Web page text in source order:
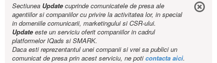
Sectiunea Updatecuprinde comunicatele de presa ale
agentiilor si companiilor cu privire la activitatea lor, in special
in domeniile comunicarii, marketingului si CSR-ului.
Updateeste un serviciu oferit companiilor in cadrul
platformelor IQads si SMARK.
Daca esti reprezentantul unei companii si vrei sa publici un
comunicat de presa prin acest serviciu, ne poticontacta aici.